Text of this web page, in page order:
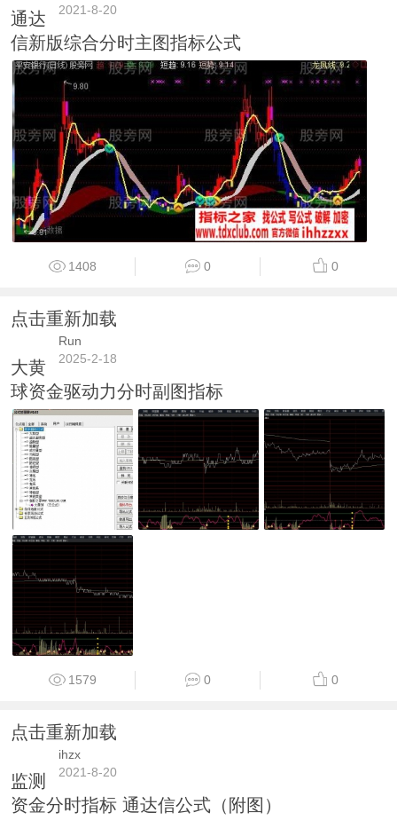
2021-8-20
通达
信新版综合分时主图指标公式
1408 0 0
点击重新加载
Run
2025-2-18
大黄
球资金驱动力分时副图指标
1579 0 0
点击重新加载
ihzx
2021-8-20
监测
资金分时指标 通达信公式（附图）